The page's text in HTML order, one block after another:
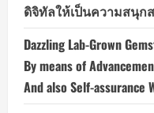
ดิจิทัลให้เป็นความสนุ
Dazzling Lab-Grown
By means of
And also Self-assurance